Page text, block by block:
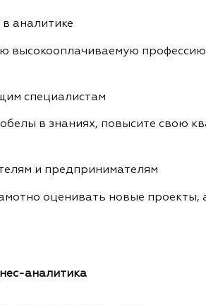
аналитике
высокооплачиваемую
специалистам
в знаниях, повысите свою
и предпринимателям
оценивать новые проекты,
аналитика